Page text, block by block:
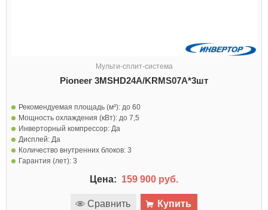
Мульти-сплит-система
Pioneer 3MSHD24A/KRMS07A*3шт
Рекомендуемая площадь (м²): до 60
Мощность охлаждения (кВт): до 7,5
Инверторный компрессор: Да
Дисплей: Да
Количество внутренних блоков: 3
Гарантия (лет): 3
Цена: 159 900 руб.
Сравнить Купить